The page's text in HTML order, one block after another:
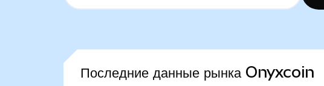
Последние данные рынка Onyxcoin